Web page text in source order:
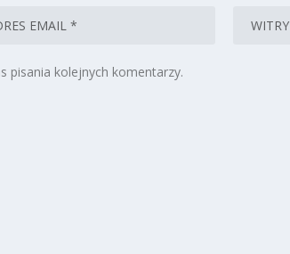
pisania kolejnych komentarzy.